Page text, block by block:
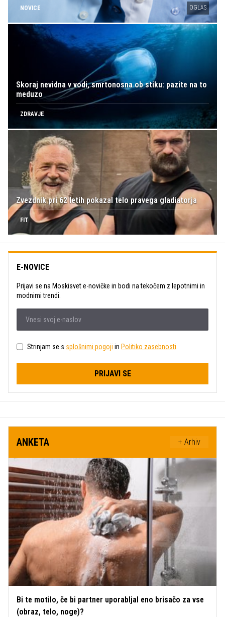
NOVICE OGLAS
Skoraj nevidna v vodi, smrtonosna ob stiku: pazite na to
meduzo
ZDRAVJE
Zvezdnik pri 62 letih pokazal telo pravega gladiatorja
FIT
E-NOVICE
Prijavi se na Moskisvet e-novičke in bodi na tekočem z lepotnimi in
modnimi trendi.
Strinjam se s splošnimi pogoji in Politiko zasebnosti
PRIJAVI SE
ANKETA + Arhiv
Bi te motilo, če bi partner uporabljal eno brisačo za vse
(obraz, telo, noge)?